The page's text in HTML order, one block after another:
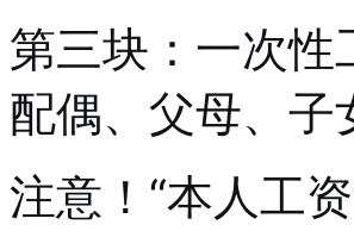
第三块：一次
配偶、父母、子
注意！“本人工